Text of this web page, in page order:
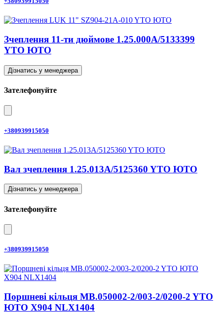
Зчеплення 11-ти дюймове 1.25.000A/5133399
YTO ЮТО
Дізнатись у менеджера
Зателефонуйте
+380939915050
Вал зчеплення 1.25.013A/5125360 YTO ЮТО
Дізнатись у менеджера
Зателефонуйте
+380939915050
Поршневі кільця MB.050002-2/003-2/0200-2 YTO
ЮТО X904 NLX1404